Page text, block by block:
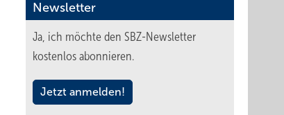
Newsletter
Ja, ich möchte den SBZ-Newsletter
kostenlos abonnieren.
Jetzt anmelden!